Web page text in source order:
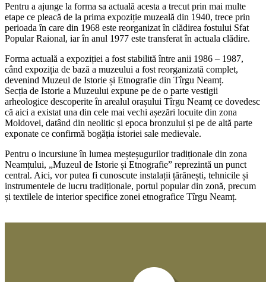
Pentru a ajunge la forma sa actuală acesta a trecut prin mai multe
etape ce pleacă de la prima expoziție muzeală din 1940, trece prin
perioada în care din 1968 este reorganizat în clădirea fostului Sfat
Popular Raional, iar în anul 1977 este transferat în actuala clădire.
Forma actuală a expoziției a fost stabilită între anii 1986 – 1987,
când expoziția de bază a muzeului a fost reorganizată complet,
devenind Muzeul de Istorie și Etnografie din Tîrgu Neamț.
Secția de Istorie a Muzeului expune pe de o parte vestigii
arheologice descoperite în arealul orașului Tîrgu Neamț ce dovedesc
că aici a existat una din cele mai vechi așezări locuite din zona
Moldovei, datând din neolitic și epoca bronzului și pe de altă parte
exponate ce confirmă bogăția istoriei sale medievale.
Pentru o incursiune în lumea meșteșugurilor tradiționale din zona
Neamțului, „Muzeul de Istorie și Etnografie” reprezintă un punct
central. Aici, vor putea fi cunoscute instalații țărănești, tehnicile și
instrumentele de lucru tradiționale, portul popular din zonă, precum
și textilele de interior specifice zonei etnografice Tîrgu Neamț.